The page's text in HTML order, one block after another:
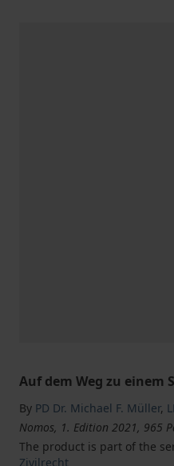
Auf dem Weg zu einem
By PD Dr. Michael F. Müller,
Nomos, 1. Edition 2021, 965
The product is part of the
Zivilrecht